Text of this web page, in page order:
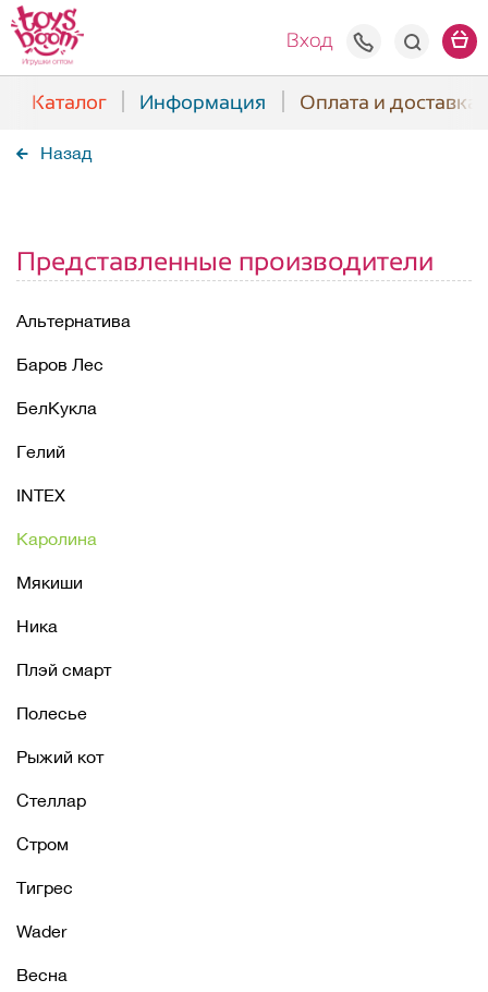
Вход +7(938)
Каталог Информация Оплата и доставка
Назад
Представленные производители
Альтернатива
Баров Лес
БелКукла
Гелий
INTEX
Каролина
Мякиши
Ника
Плэй смарт
Полесье
Рыжий кот
Стеллар
Стром
Тигрес
Wader
Весна